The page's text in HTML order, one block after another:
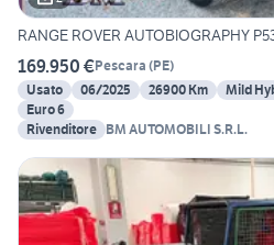
RANGE ROVER AUTOBIOGRAPHY
169.950 €Pescara (PE)
Usato
06/2025 26900 Km Mild
Euro 6
Rivenditore BM AUTOMOBILI S.R.L.